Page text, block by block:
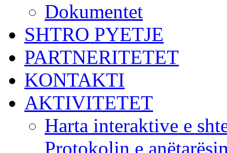
Dokumentet
SHTRO PYETJE
PARTNERITETET
KONTAKTI
AKTIVITETET
Harta interaktive e
Protokolin e